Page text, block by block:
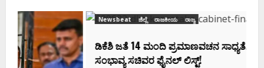
Newsbeat ಜಿಲ್ಲೆ ರಾಜಕೀಯ ರಾಜ್ಯ
ಡಿಕೆಶಿ ಜತೆ 14 ಮಂದಿ ಪ್ರಮಾಣವಚನ ಸಾಧ್ಯತೆ.. ಇಲ್ಲಿದೆ
ಸಂಭಾವ್ಯ ಸಚಿವರ ಫೈನಲ್ ಲಿಸ್ಟ್‌!